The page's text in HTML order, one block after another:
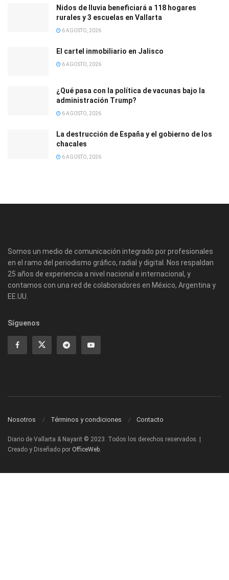
Nidos de lluvia beneficiará a 118 hogares
rurales y 3 escuelas en Vallarta
6 AGOSTO, 2026
El cartel inmobiliario en Jalisco
6 AGOSTO, 2026
¿Qué pasa con la política de vacunas bajo la
administración Trump?
6 AGOSTO, 2026
La destrucción de España y el gobierno de los
chacales
6 AGOSTO, 2026
Somos un medio de comunicación integrado por profesionales
en el ramo del periodismo gráfico, radial y digital. Nos respaldan
25 años de experiencia a nivel nacional e internacional, y
contamos con una red de colaboradores en México, Argentina y
EE.UU.
Síguenos
Nosotros Términos y condiciones Contacto
Diario de Vallarta & Nayarit © 2023. Todos los derechos reservados. |
Creado y Diseñado por OfficeWeb.